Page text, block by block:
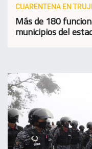
CUARENTENA EN
Más de 180
municipios del